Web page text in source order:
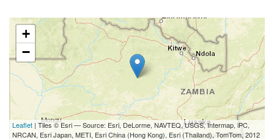
+
−
Leaflet | Tiles © Esri — Source: Esri, DeLorme, NAVTEQ, USGS, Intermap, iPC,
NRCAN, Esri Japan, METI, Esri China (Hong Kong), Esri (Thailand), TomTom, 2012